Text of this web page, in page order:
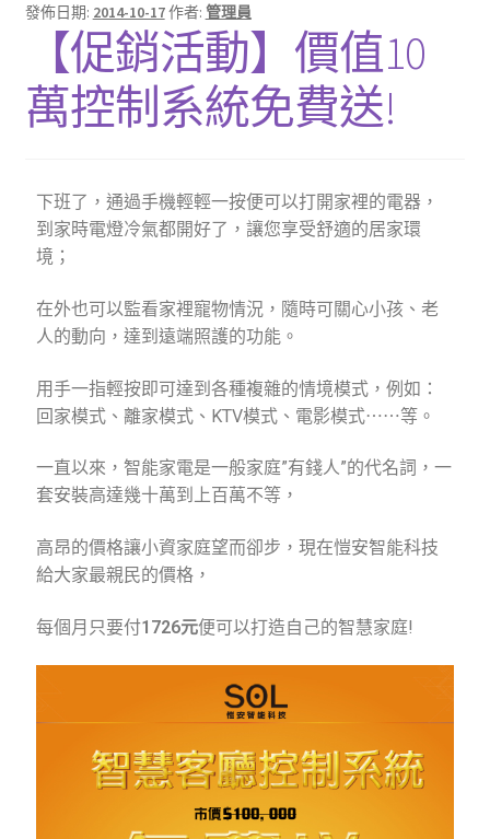
發佈日期: 2014-10-17作者: 管理員
【促銷活動】價值10
萬控制系統免費送!
下班了，通過手機輕輕一按便可以打開家裡的電器，
到家時電燈冷氣都開好了，讓您享受舒適的居家環
境；
在外也可以監看家裡寵物情況，隨時可關心小孩、老
人的動向，達到遠端照護的功能。
用手一指輕按即可達到各種複雜的情境模式，例如：
回家模式、離家模式、KTV模式、電影模式⋯⋯等。
一直以來，智能家電是一般家庭”有錢人”的代名詞，一
套安裝高達幾十萬到上百萬不等，
高昂的價格讓小資家庭望而卻步，現在愷安智能科技
給大家最親民的價格，
每個月只要付1726元便可以打造自己的智慧家庭!